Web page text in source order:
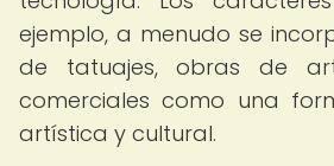
ejemplo, a menudo se
de tatuajes, obras de
comerciales como una
artística y cultural.